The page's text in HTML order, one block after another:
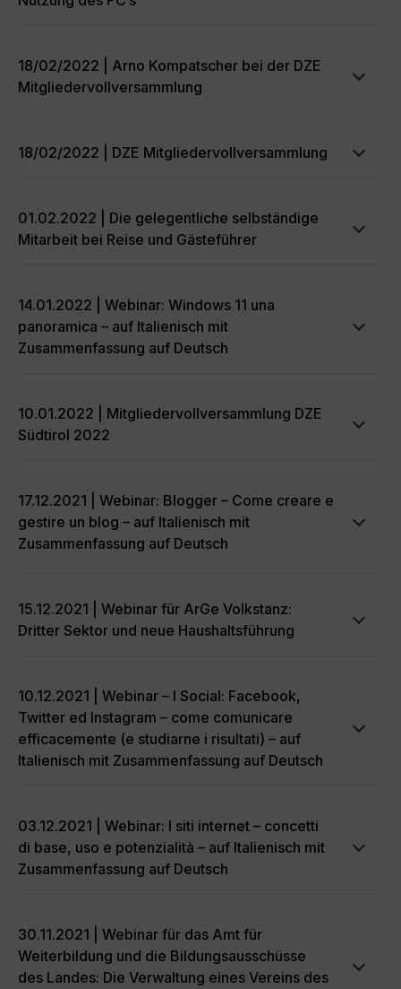
18/02/2022 | Arno Kompatscher bei der DZE
Mitgliedervollversammlung
18/02/2022 | DZE Mitgliedervollversammlung
01.02.2022 | Die gelegentliche selbständige
Mitarbeit bei Reise und Gästeführer
14.01.2022 | Webinar: Windows 11 una
panoramica – auf Italienisch mit
Zusammenfassung auf Deutsch
10.01.2022 | Mitgliedervollversammlung DZE
Südtirol 2022
17.12.2021 | Webinar: Blogger – Come creare e
gestire un blog – auf Italienisch mit
Zusammenfassung auf Deutsch
15.12.2021 | Webinar für ArGe Volkstanz:
Dritter Sektor und neue Haushaltsführung
10.12.2021 | Webinar – I Social: Facebook,
Twitter ed Instagram – come comunicare
efficacemente (e studiarne i risultati) – auf
Italienisch mit Zusammenfassung auf Deutsch
03.12.2021 | Webinar: I siti internet – concetti
di base, uso e potenzialità – auf Italienisch mit
Zusammenfassung auf Deutsch
30.11.2021 | Webinar für das Amt für
Weiterbildung und die Bildungsausschüsse
des Landes: Die Verwaltung eines Vereins des